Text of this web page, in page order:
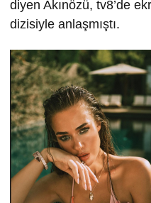
diyen Akınözü, tv8’de
dizisiyle anlaşmıştı.